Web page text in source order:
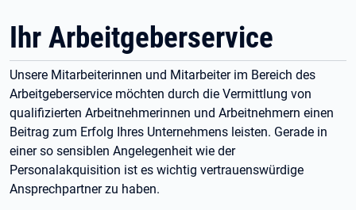
Ihr Arbeitgeberservice
Unsere Mitarbeiterinnen und Mitarbeiter im Bereich des
Arbeitgeberservice möchten durch die Vermittlung von
qualifizierten Arbeitnehmerinnen und Arbeitnehmern einen
Beitrag zum Erfolg Ihres Unternehmens leisten. Gerade in
einer so sensiblen Angelegenheit wie der
Personalakquisition ist es wichtig vertrauenswürdige
Ansprechpartner zu haben.